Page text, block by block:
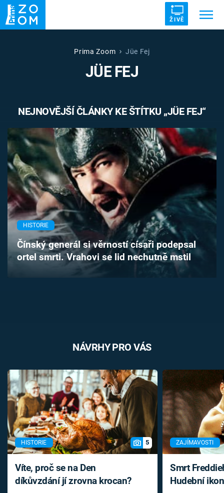
ŽIVĚ
UFO DRUHÁ SVĚTOVÁ VÁLKA
VETŘELCI DÁVNOVĚKU
Témata
Témata
Pořady
TV Program
Časopis
Sledujte prima+
Prima Zoom Jüe Fej
JÜE FEJ
NEJNOVĚJŠÍ ČLÁNKY KE ŠTÍTKU „JÜE FEJ“
HISTORIE
Čínský generál si věrností císaři podepsal
ortel smrti. Vrahovi se lid nechutně mstil
NÁVRHY PRO VÁS
HISTORIE 5
Víte, proč se na Den
díkůvzdání jí zrovna krocan?
ZAJÍMAVOSTI
Smrt
Hudební